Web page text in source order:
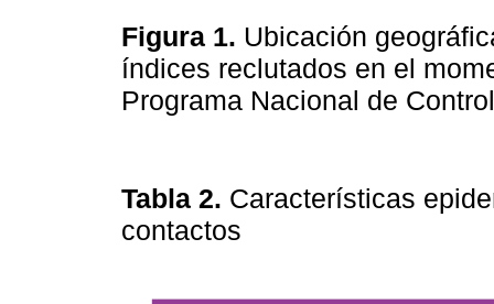
Figura 1. Ubicación
índices reclutados en el
Programa Nacional de
Tabla 2. Características
contactos